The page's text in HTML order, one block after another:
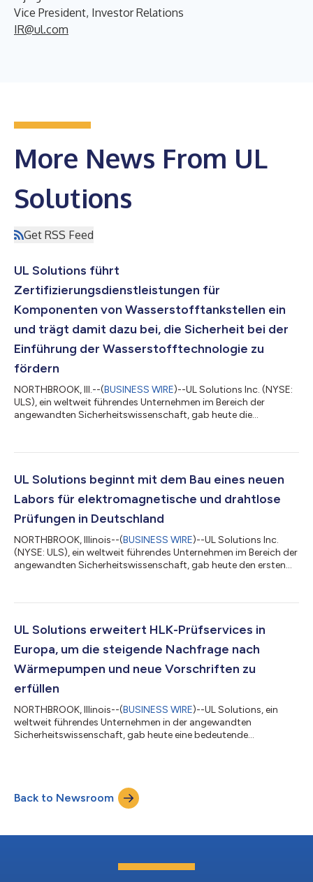
Vice President, Investor Relations
IR@ul.com
More News From UL
Solutions
Get RSS Feed
UL Solutions führt
Zertifizierungsdienstleistungen für
Komponenten von Wasserstofftankstellen ein
und trägt damit dazu bei, die Sicherheit bei der
Einführung der Wasserstofftechnologie zu
fördern
NORTHBROOK, Ill.--(BUSINESS WIRE)--UL Solutions Inc. (NYSE:
ULS), ein weltweit führendes Unternehmen im Bereich der
angewandten Sicherheitswissenschaft, gab heute die
unterstützt das Unternehmen Hersteller dabei, sich vor Risiken
weltweite Einführung der Wasserstofftechnologie – unter
anderem bei Nutzfahrzeugen und...
UL Solutions beginnt mit dem Bau eines neuen
Labors für elektromagnetische und drahtlose
Prüfungen in Deutschland
NORTHBROOK, Illinois--(BUSINESS WIRE)--UL Solutions Inc.
(NYSE: ULS), ein weltweit führendes Unternehmen im Bereich der
angewandten Sicherheitswissenschaft, gab heute den ersten
Isenburg bekannt. Damit erweitert das Unternehmen seine
-geräte sowie für medizinische Produkte, Konsumgüter und
UL Solutions erweitert HLK-Prüfservices in
Europa, um die steigende Nachfrage nach
Wärmepumpen und neue Vorschriften zu
erfüllen
NORTHBROOK, Illinois--(BUSINESS WIRE)--UL Solutions, ein
weltweit führendes Unternehmen in der angewandten
Sicherheitswissenschaft, gab heute eine bedeutende
Leistungs- und Sicherheitsprüfungen für Wärmepumpen
gerecht zu werden. Die steigende Nachfrage ist durch die
allgemeine Einführung umweltfreundlicher Kältemittel und di...
Back to Newsroom